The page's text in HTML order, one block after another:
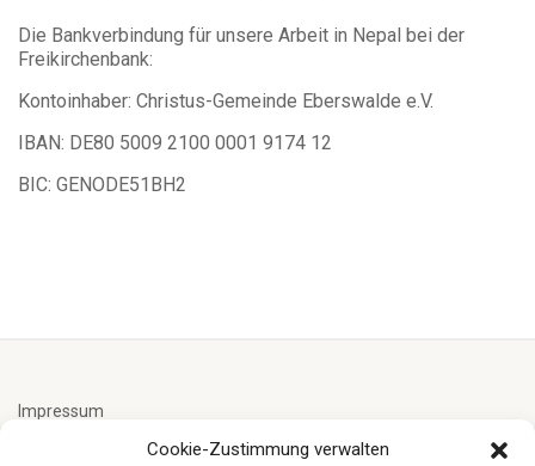
Cookie-Zustimmung verwalten
Die Bankverbindung für unsere Arbeit in Nepal bei der
Freikirchenbank:
Kontoinhaber: Christus-Gemeinde Eberswalde e.V.
IBAN: DE80 5009 2100 0001 9174 12
BIC: GENODE51BH2
Impressum